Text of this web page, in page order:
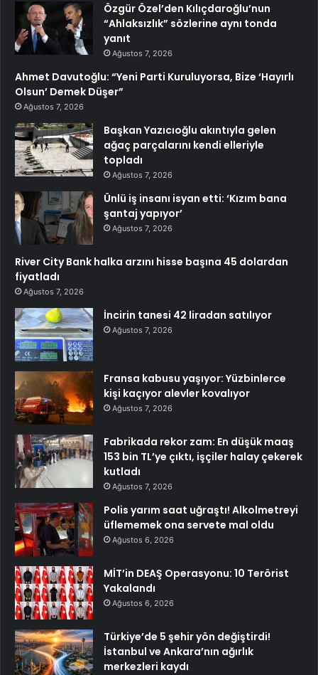
Özgür Özel’den Kılıçdaroğlu’nun
“Ahlaksızlık” sözlerine aynı tonda
yanıt
Ağustos 7, 2026
Ahmet Davutoğlu: “Yeni Parti Kuruluyorsa, Bize ‘Hayırlı
Olsun’ Demek Düşer”
Ağustos 7, 2026
Başkan Yazıcıoğlu akıntıyla gelen
ağaç parçalarını kendi elleriyle
topladı
Ağustos 7, 2026
Ünlü iş insanı isyan etti: ‘Kızım bana
şantaj yapıyor’
Ağustos 7, 2026
River City Bank halka arzını hisse başına 45 dolardan
fiyatladı
Ağustos 7, 2026
İncirin tanesi 42 liradan satılıyor
Ağustos 7, 2026
Fransa kabusu yaşıyor: Yüzbinlerce
kişi kaçıyor alevler kovalıyor
Ağustos 7, 2026
Fabrikada rekor zam: En düşük maaş
153 bin TL’ye çıktı, işçiler halay çekerek
kutladı
Ağustos 7, 2026
Polis yarım saat uğraştı! Alkolmetreyi
üflememek ona servete mal oldu
Ağustos 6, 2026
MİT’in DEAŞ Operasyonu: 10 Terörist
Yakalandı
Ağustos 6, 2026
Türkiye’de 5 şehir yön değiştirdi!
İstanbul ve Ankara’nın ağırlık
merkezleri kaydı